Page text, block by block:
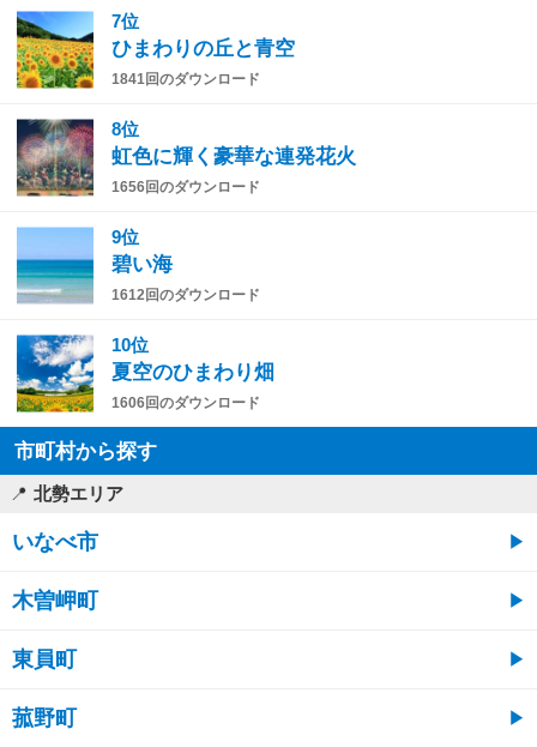
7位
ひまわりの丘と青空
1841回のダウンロード
8位
虹色に輝く豪華な連発花火
1656回のダウンロード
9位
碧い海
1612回のダウンロード
10位
夏空のひまわり畑
1606回のダウンロード
市町村から探す
北勢エリア
いなべ市
木曽岬町
東員町
菰野町